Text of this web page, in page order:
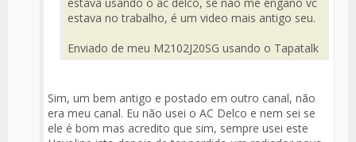
estava no trabalho, é um video mais antigo seu.
Enviado de meu M2102J20SG usando o Tapatalk
Sim, um bem antigo e postado em outro canal, não
era meu canal. Eu não usei o AC Delco e nem sei se
ele é bom mas acredito que sim, sempre usei este